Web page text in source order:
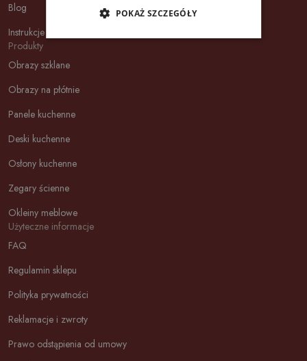
Blog
Instrukcje montażu
Produkty
Obrazy szklane
Obrazy na płótnie
Panele kuchenne
Deski kuchenne
Osłony kuchenne
Zegary ścienne
Okleiny meblowe
Użyteczne informacje
FAQ
Regulamin sklepu
Polityka prywatności
Reklamacje i zwroty
Prawo odstąpienia od umowy
POKAŻ SZCZEGÓŁY